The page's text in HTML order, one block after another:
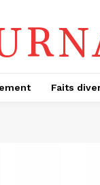
Faits